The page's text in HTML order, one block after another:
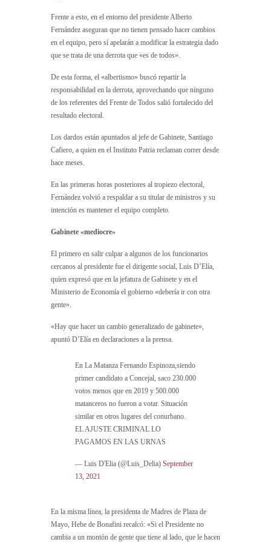
Frente a esto, en el entorno del presidente Alberto
Fernández aseguran que no tienen pensado hacer cambios
en el equipo, pero sí apelarán a modificar la estrategia dado
que se trata de una derrota que «es de todos».
De esta forma, el «albertismo» buscó repartir la
responsabilidad en la derrota, aprovechando que ninguno
de los referentes del Frente de Todos salió fortalecido del
resultado electoral.
Los dardos están apuntados al jefe de Gabinete, Santiago
Cafiero, a quien en el Instituto Patria reclaman correr desde
hace meses.
En las primeras horas posteriores al tropiezo electoral,
Fernández volvió a respaldar a su titular de ministros y su
intención es mantener el equipo completo.
Gabinete «mediocre»
El primero en salir culpar a algunos de los funcionarios
cercanos al presidente fue el dirigente social, Luis D’Elía,
quien expresó que en la jefatura de Gabinete y en el
Ministerio de Economía el gobierno «debería ir con otra
gente».
«Hay que hacer un cambio generalizado de gabinete»,
apuntó D’Elía en declaraciones a la prensa.
En La Matanza Fernando Espinoza,siendo
primer candidato a Concejal, saco 230.000
votos menos que en 2019 y 500.000
matanceros no fueron a votar. Situación
similar en otros lugares del conurbano.
EL AJUSTE CRIMINAL LO
PAGAMOS EN LAS URNAS
— Luis D'Elia (@Luis_Delia) September
13, 2021
En la misma línea, la presidenta de Madres de Plaza de
Mayo, Hebe de Bonafini recalcó: «Si el Presidente no
cambia a un montón de gente que tiene al lado, que le hacen